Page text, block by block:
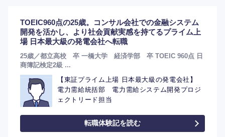
選択する
選択する
選択する
選択する
TOEIC960点の25歳。コンサル会社での金融システム
開発を活かし、より社会貢献実感を持てるプライム上
場 日本最大級の発電会社へ転職
25歳／都立高校 卒 一橋大学 経済学部 卒 TOEIC 960点 日
商簿記検定2級 ...
【東証プライム上場 日本最大級の発電会社】
電力需給統括部 電力需給システム開発プロジ
ェクトリード担当
転職体験記を読む